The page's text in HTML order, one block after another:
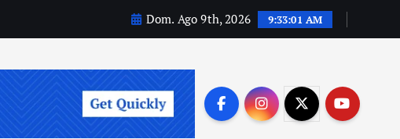
Dom. Ago 9th, 2026 9:33:02 AM